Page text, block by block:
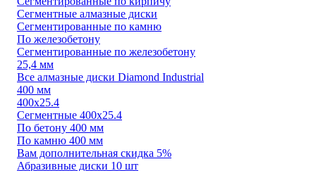
Сегментные алмазные диски
Сегментированные по камню
По железобетону
Сегментированные по железобетону
25,4 мм
Все алмазные диски Diamond Industrial
400 мм
400х25.4
Сегментные 400х25.4
По бетону 400 мм
По камню 400 мм
Вам дополнительная скидка 5%
Абразивные диски 10 шт